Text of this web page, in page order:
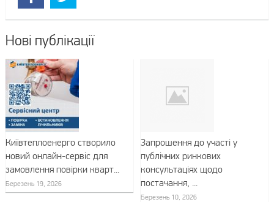
Нові публікації
Київтеплоенерго створило
новий онлайн-сервіс для
замовлення повірки кварт...
Березень 19, 2026
Запрошення до участі у
публічних ринкових
консультаціях щодо
постачання, ...
Березень 10, 2026